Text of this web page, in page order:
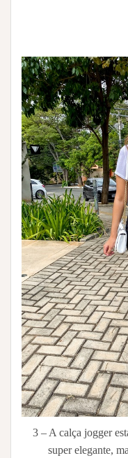
3 – A calça jogger
super elegante,